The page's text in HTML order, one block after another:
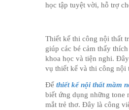
học tập tuyệt vời, hỗ trợ
Thiết kế thi công nội thất
giúp các bé cảm thấy
khoa học và tiện nghi.
vụ thiết kế và thi công nội
Để thiết kế nội thất mầm
biết ứng dụng những tone
mắt trẻ thơ. Đây là công